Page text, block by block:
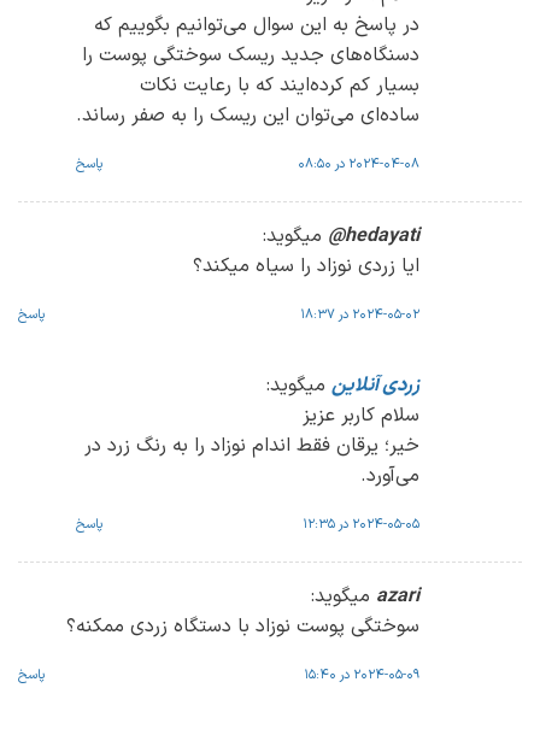
در پاسخ به این سوال می‌توانیم بگوییم که
دسنگاه‌های جدید ریسک سوختگی پوست را
بسیار کم کرده‌ایند که با رعایت نکات
ساده‌ای می‌توان این ریسک را به صفر رساند.
2024-04-08 در 08:50 پاسخ
hedayati@
میگوید:
ایا زردی نوزاد را سیاه میکند؟
2024-05-02 در 18:37 پاسخ
زردی آنلاین میگوید:
سلام کاربر عزیز
خیر؛ یرقان فقط اندام نوزاد را به رنگ زرد در
می‌آورد.
2024-05-05 در 12:35 پاسخ
azari میگوید:
سوختگی پوست نوزاد با دستگاه زردی ممکنه؟
2024-05-09 در 15:40 پاسخ